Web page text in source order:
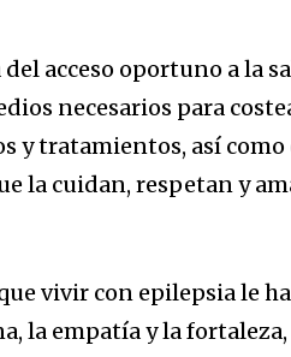
acceso oportuno a la
necesarios para
y tratamientos, así como
la cuidan, respetan y
vivir con epilepsia le
la empatía y la fortaleza,